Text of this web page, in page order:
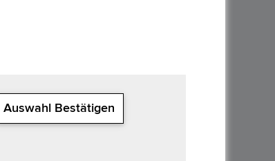
Auswahl Bestätigen